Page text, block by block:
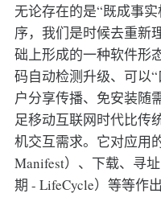
无论存在的是“既成事
序，我们是时候去重新
础上形成的一种软件形
码自动检测升级、可以
户分享传播、免安装随
足移动互联网时代比传
机交互需求。它对应用
Manifest）、下载、寻
期 - LifeCycle）等等作出